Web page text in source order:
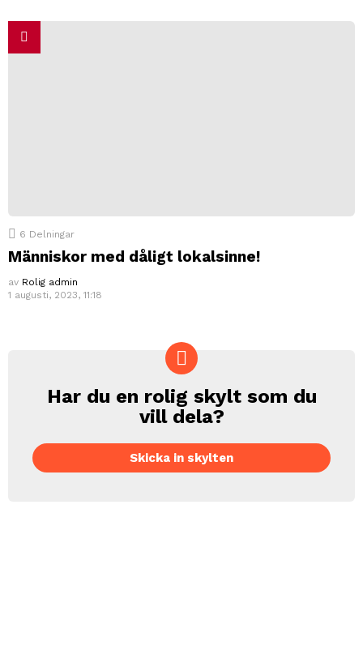
6 Delningar
Människor med dåligt lokalsinne!
av Rolig admin
1 augusti, 2023, 11:18
CREATE
Har du en rolig skylt som du
vill dela?
Skicka in skylten